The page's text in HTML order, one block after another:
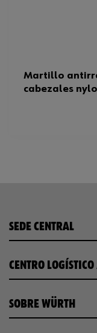
Martillo
cabezales
SEDE CENTRAL
CENTRO
SOBRE WÜRTH